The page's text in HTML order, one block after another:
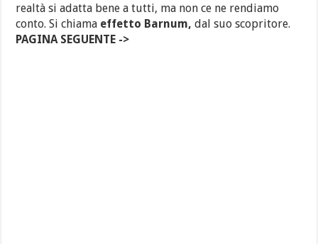
realtà si adatta bene a tutti, ma non ce ne rendiamo
conto. Si chiama effetto Barnum,dal suo scopritore.
PAGINA SEGUENTE ->